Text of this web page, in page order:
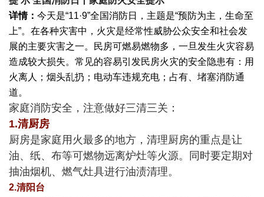
详情： 今天是“11·9”全国消防日，主题是“预防为主，生命至
上”。在各种灾害中，火灾是经常性威胁公众安全和社会发
展的主要灾害之一。民房可燃易燃物多，一旦发生火灾容易
造成较大损失。常见的容易引发民房火灾的安全隐患有：用
火离人；烟头乱扔；电动车违规充电；占有、堵塞消防通
道。
家庭消防安全，注意做好三清三关：
1.清厨房
厨房是家庭用火最多的地方，清理厨房的重点是让
油、纸、布等可燃物远离炉灶等火源。同时要定期对
抽油烟机、燃气灶具进行油渍清理。
2.清阳台